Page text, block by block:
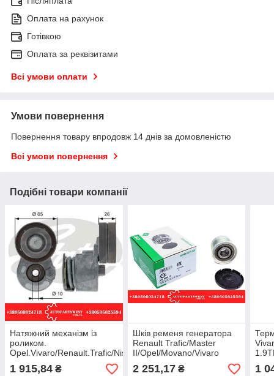
Оплата на рахунок
Готівкою
Оплата за реквізитами
Всі умови оплати
Умови повернення
Повернення товару впродовж 14 днів за домовленістю
Всі умови повернення
Подібні товари компанії
Натяжний механізм із
роликом.
Opel.Vivaro/Renault.Trafic/Nissan.
Primastar (1.9/2.0). GATES
1 915,84 ₴
Шків ременя генератора
Renault Trafic/Master
II/Opel/Movano/Vivaro
1.9dCi/2.0 INA
2 251,17₴ 1